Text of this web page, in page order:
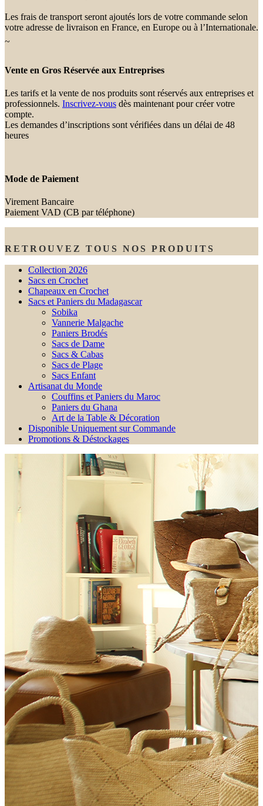
Les frais de transport seront ajoutés lors de votre commande selon
votre adresse de livraison en France, en Europe ou à l’Internationale.
~
Vente en Gros Réservée aux Entreprises
Les tarifs et la vente de nos produits sont réservés aux entreprises et
professionnels. Inscrivez-vous dès maintenant pour créer votre
compte.
Les demandes d’inscriptions sont vérifiées dans un délai de 48
heures
Mode de Paiement
Virement Bancaire
Paiement VAD (CB par téléphone)
RETROUVEZ TOUS NOS PRODUITS
Collection 2026
Sacs en Crochet
Chapeaux en Crochet
Sacs et Paniers du Madagascar
Sobika
Vannerie Malgache
Paniers Brodés
Sacs de Dame
Sacs & Cabas
Sacs de Plage
Sacs Enfant
Artisanat du Monde
Couffins et Paniers du Maroc
Paniers du Ghana
Art de la Table & Décoration
Disponible Uniquement sur Commande
Promotions & Déstockages